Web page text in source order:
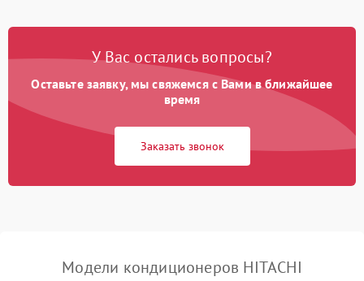
четырехходового клапана
Подробнее →
вентилятора
1500 ₽ Подробнее →
1000 ₽ Подробнее →
У Вас остались вопросы?
Оставьте заявку, мы свяжемся с Вами в ближайшее
время
Заказать звонок
Модели кондиционеров HITACHI